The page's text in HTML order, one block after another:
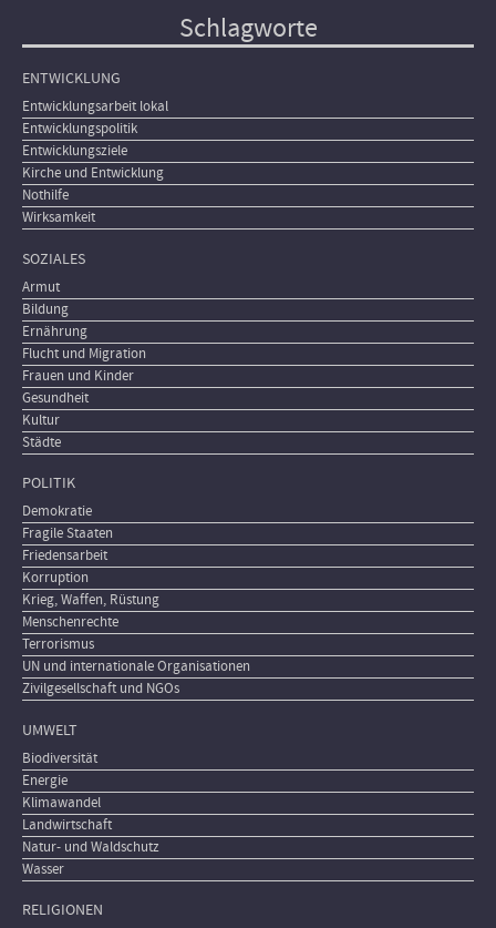
Schlagworte
ENTWICKLUNG
Entwicklungsarbeit lokal
Entwicklungspolitik
Entwicklungsziele
Kirche und Entwicklung
Nothilfe
Wirksamkeit
SOZIALES
Armut
Bildung
Ernährung
Flucht und Migration
Frauen und Kinder
Gesundheit
Kultur
Städte
POLITIK
Demokratie
Fragile Staaten
Friedensarbeit
Korruption
Krieg, Waffen, Rüstung
Menschenrechte
Terrorismus
UN und internationale Organisationen
Zivilgesellschaft und NGOs
UMWELT
Biodiversität
Energie
Klimawandel
Landwirtschaft
Natur- und Waldschutz
Wasser
RELIGIONEN